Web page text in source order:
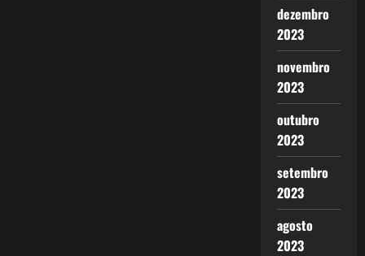
dezembro
2023
novembro
2023
outubro
2023
setembro
2023
agosto
2023